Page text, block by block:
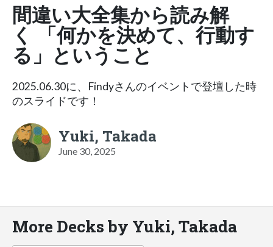
間違い⼤全集から読み解
く 「何かを決めて、⾏動す
る」ということ
2025.06.30に、Findyさんのイベントで登壇した時
のスライドです！
Yuki, Takada
June 30, 2025
More Decks by Yuki, Takada